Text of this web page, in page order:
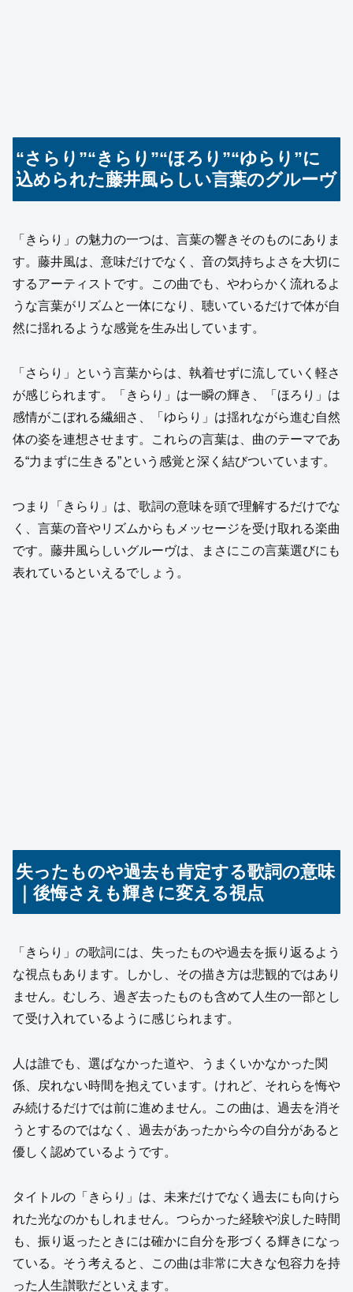
“さらり”“きらり”“ほろり”“ゆらり”に
込められた藤井風らしい言葉のグルーヴ
「きらり」の魅力の一つは、言葉の響きそのものにありま
す。藤井風は、意味だけでなく、音の気持ちよさを大切に
するアーティストです。この曲でも、やわらかく流れるよ
うな言葉がリズムと一体になり、聴いているだけで体が自
然に揺れるような感覚を生み出しています。
「さらり」という言葉からは、執着せずに流していく軽さ
が感じられます。「きらり」は一瞬の輝き、「ほろり」は
感情がこぼれる繊細さ、「ゆらり」は揺れながら進む自然
体の姿を連想させます。これらの言葉は、曲のテーマであ
る“力まずに生きる”という感覚と深く結びついています。
つまり「きらり」は、歌詞の意味を頭で理解するだけでな
く、言葉の音やリズムからもメッセージを受け取れる楽曲
です。藤井風らしいグルーヴは、まさにこの言葉選びにも
表れているといえるでしょう。
失ったものや過去も肯定する歌詞の意味
｜後悔さえも輝きに変える視点
「きらり」の歌詞には、失ったものや過去を振り返るよう
な視点もあります。しかし、その描き方は悲観的ではあり
ません。むしろ、過ぎ去ったものも含めて人生の一部とし
て受け入れているように感じられます。
人は誰でも、選ばなかった道や、うまくいかなかった関
係、戻れない時間を抱えています。けれど、それらを悔や
み続けるだけでは前に進めません。この曲は、過去を消そ
うとするのではなく、過去があったから今の自分があると
優しく認めているようです。
タイトルの「きらり」は、未来だけでなく過去にも向けら
れた光なのかもしれません。つらかった経験や涙した時間
も、振り返ったときには確かに自分を形づくる輝きになっ
ている。そう考えると、この曲は非常に大きな包容力を持
った人生讃歌だといえます。